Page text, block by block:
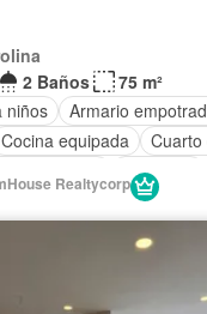
2 Baños
75 m²
niños
Armario
Cocina equipada
Cuarto
Gimnasio
Internet Jardín
Completamente
Realtycorp